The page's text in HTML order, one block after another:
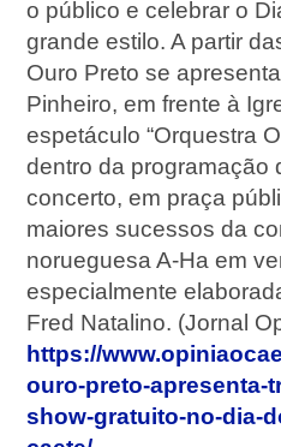
o público e celebrar o
grande estilo. A partir
Ouro Preto se
Pinheiro, em frente à
espetáculo “Orquestra
dentro da programação
concerto, em praça
maiores sucessos da
norueguesa A-Ha em
especialmente
Fred Natalino. (Jornal
https://
ouro-preto-apresenta-
show-gratuito-no-dia-